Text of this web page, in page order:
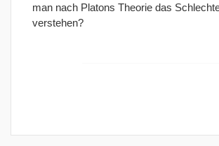
man nach Platons Theorie das
verstehen?